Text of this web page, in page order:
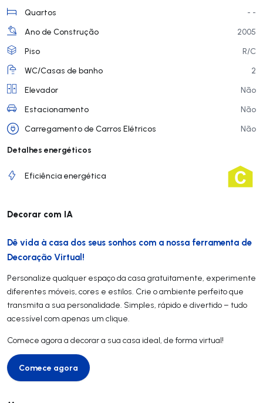
Quartos
- -
Ano de Construção
2005
Piso
R/C
WC/Casas de banho
2
Elevador
Não
Estacionamento
Não
Carregamento de Carros Elétricos
Não
Detalhes energéticos
Eficiência energética
Decorar com IA
Dê vida à casa dos seus sonhos com a nossa ferramenta de
Decoração Virtual!
Personalize qualquer espaço da casa gratuitamente, experimente
diferentes móveis, cores e estilos. Crie o ambiente perfeito que
transmita a sua personalidade. Simples, rápido e divertido – tudo
acessível com apenas um clique.
Comece agora a decorar a sua casa ideal, de forma virtual!
Comece agora
Comece agora